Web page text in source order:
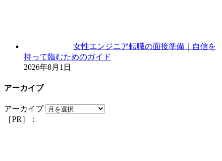
女性エンジニア転職の面接準備｜自信を
持って臨むためのガイド
2026年8月1日
アーカイブ
アーカイブ
［PR］：